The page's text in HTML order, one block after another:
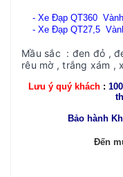
- Xe Đạp QT360
- Xe Đạp QT27,5
Mầu sắc : đen đỏ ,
rêu mờ , trắng xám ,
Lưu ý quý khách :
Bảo hành
Đến